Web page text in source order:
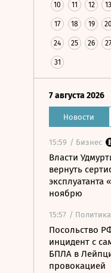
10 11 12 13
17 18 19 20
24 25 26 27
31
7 августа 2026
Новости
15:59 / Бизнес
Власти
вернуть
эксплуатанта
ноябрю
15:57 / Политика
Посольство
инцидент с
БПЛА в
провокацией